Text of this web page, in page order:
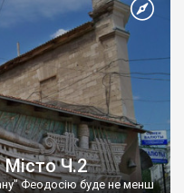
Ч.2
Феодосію буде не менш